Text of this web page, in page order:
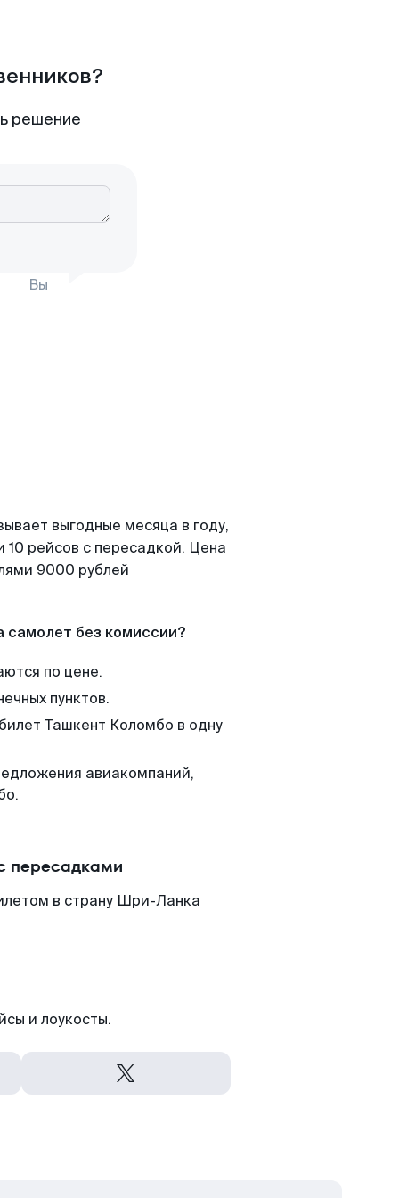
решение
Вы
выгодные месяца в году,
рейсов с пересадкой. Цена
9000 рублей
самолет без комиссии?
по цене.
пунктов.
Ташкент Коломбо в одну
авиакомпаний,
пересадками
в страну Шри-Ланка
и лоукосты.